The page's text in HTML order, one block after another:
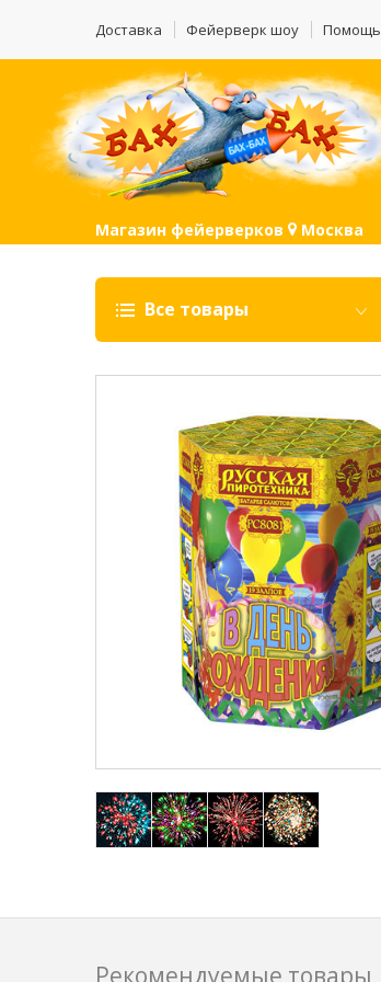
Доставка Фейерверк шоу Помощь
Магазин фейерверков Москва
Все товары
Рекомендуемые товары